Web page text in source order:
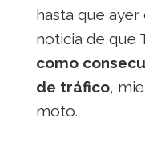
hasta que
noticia de que
como
de tráfico,
moto.